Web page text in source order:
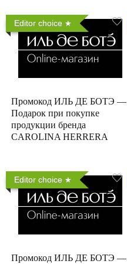
Editor choice
Промокод ИЛЬ ДЕ БОТЭ —
Подарок при покупке
продукции бренда
CAROLINA HERRERA
Editor choice
Промокод ИЛЬ ДЕ БОТЭ —